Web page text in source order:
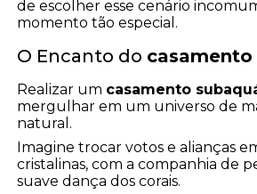
de escolher esse cenário
momento tão especial.
O Encanto do
Realizar um casamento
mergulhar em um universo de
natural.
Imagine trocar votos e alianças
cristalinas, com a companhia de
suave dança dos corais.